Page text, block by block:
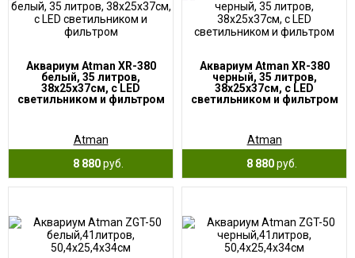
Аквариум Atman XR-380
белый, 35 литров,
38х25х37см, с LED
светильником и фильтром
Atman
8 880руб.
Аквариум Atman XR-380
черный, 35 литров,
38х25х37см, с LED
светильником и фильтром
Atman
8 880руб.